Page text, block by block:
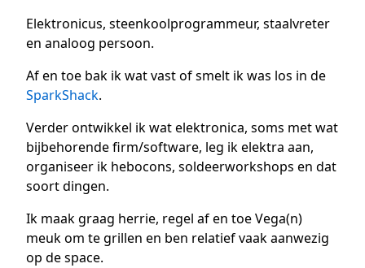
Elektronicus, steenkoolprogrammeur, staalvreter
en analoog persoon.
Af en toe bak ik wat vast of smelt ik was los in de
SparkShack.
Verder ontwikkel ik wat elektronica, soms met wat
bijbehorende firm/software, leg ik elektra aan,
organiseer ik hebocons, soldeerworkshops en dat
soort dingen.
Ik maak graag herrie, regel af en toe Vega(n)
meuk om te grillen en ben relatief vaak aanwezig
op de space.